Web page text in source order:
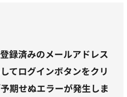
録済みのメールアドレス
てログインボタンをクリ
期せぬエラーが発生しま